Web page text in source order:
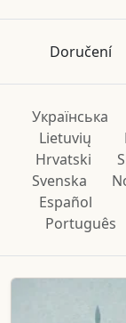
Doručení
Українська
Lietuvių
Hrvatski
Svenska
Español
Português